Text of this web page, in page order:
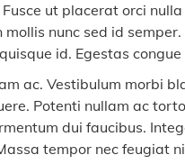
ut placerat orci
mollis nunc sed id
id. Egestas
ac. Vestibulum morbi
Potenti nullam ac
dui faucibus.
tempor nec feugiat